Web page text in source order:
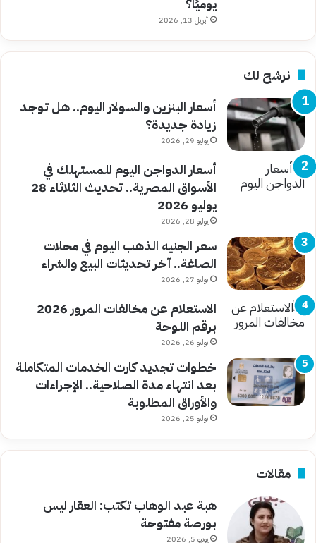
أبريل 13, 2026
نرشح لك
أسعار البنزين والسولار اليوم.. هل توجد
زيادة جديدة؟
يوليو 29, 2026
أسعار الدواجن اليوم للمستهلك في
الأسواق المصرية.. تحديث الثلاثاء 28
يوليو 2026
يوليو 28, 2026
سعر الجنيه الذهب اليوم في محلات
الصاغة.. آخر تحديثات البيع والشراء
يوليو 27, 2026
الاستعلام عن مخالفات المرور 2026
برقم اللوحة
يوليو 26, 2026
خطوات تجديد كارت الخدمات المتكاملة
بعد انتهاء مدة الصلاحية.. الإجراءات
والأوراق المطلوبة
يوليو 25, 2026
مقالات
هبة عبد الوهاب تكتب: العقار ليس
بورصة مفتوحة
يونيو 5, 2026